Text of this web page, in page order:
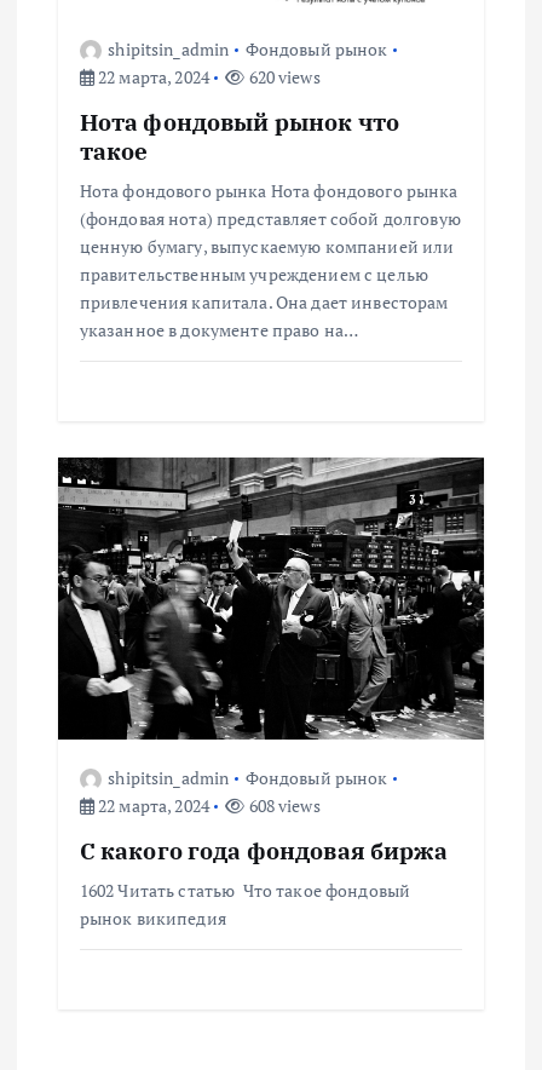
м
shipitsin_admin
Фондовый рынок
22 марта, 2024
620 views
Нота фондовый рынок что
такое
Нота фондового рынка Нота фондового рынка
(фондовая нота) представляет собой долговую
ценную бумагу, выпускаемую компанией или
правительственным учреждением с целью
привлечения капитала. Она дает инвесторам
указанное в документе право на…
shipitsin_admin
Фондовый рынок
22 марта, 2024
608 views
С какого года фондовая биржа
1602 Читать статью Что такое фондовый
рынок википедия